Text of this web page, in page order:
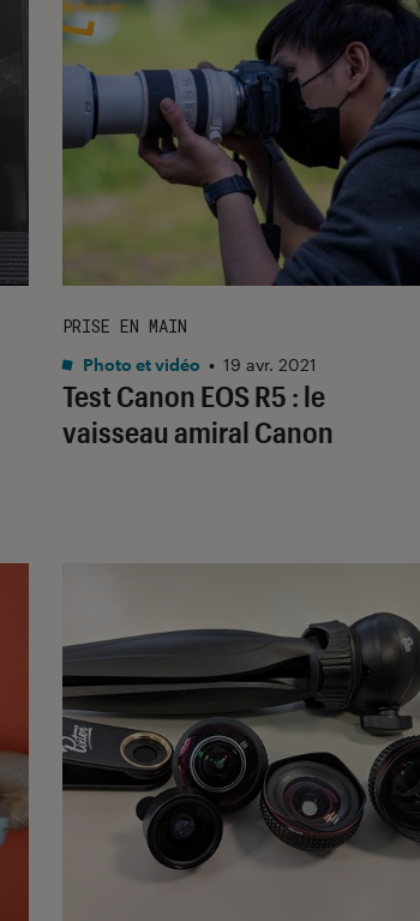
Test Canon EOS R5 : le
vaisseau amiral Canon
PRISE EN MAIN
Photo et vidéo • 19 avr. 2021